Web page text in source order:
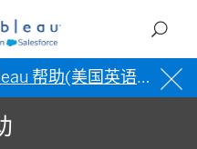
帮助(美国英语) 。